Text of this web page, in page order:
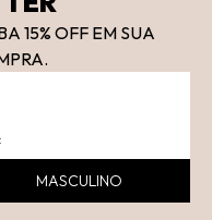
15% OFF EM SUA
MASCULINO